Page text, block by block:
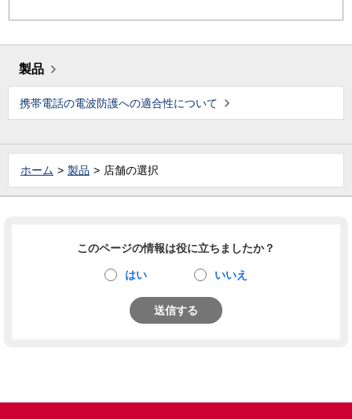
製品
携帯電話の電波防護への適合性について
ホーム 製品 店舗の選択
このページの情報は役に立ちましたか？
はい いいえ
送信する